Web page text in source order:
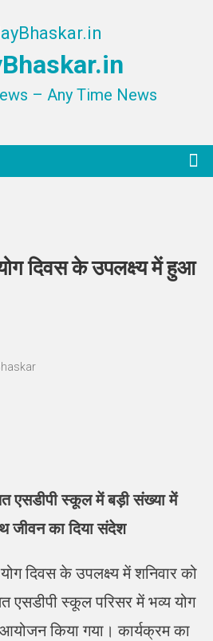
– Any Time News
दिवस के उपलक्ष्य में हुआ
एसडीपी स्कूल में बड़ी संख्या में
जीवन का दिया संदेश
दिवस के उपलक्ष्य में शनिवार को
एसडीपी स्कूल परिसर में भव्य योग
आयोजन किया गया। कार्यक्रम का